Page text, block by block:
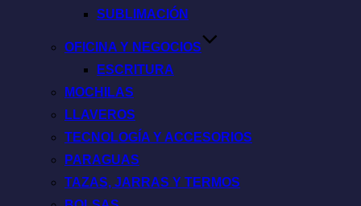
SUBLIMACIÓN
OFICINA Y NEGOCIOS
ESCRITURA
MOCHILAS
LLAVEROS
TECNOLOGÍA Y ACCESORIOS
PARAGUAS
TAZAS, JARRAS Y TERMOS